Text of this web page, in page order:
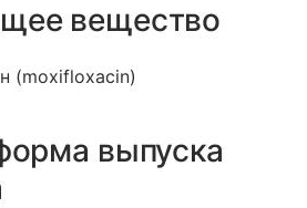
вещество
(moxifloxacin)
выпуска